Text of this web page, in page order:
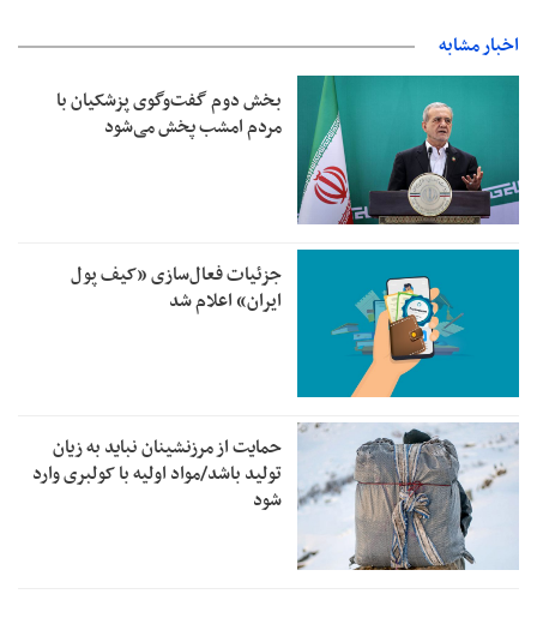
اخبار مشابه
بخش دوم گفت‌وگوی پزشکیان با
مردم امشب پخش می‌شود
جزئیات فعال‌سازی «کیف پول
ایران» اعلام شد
حمایت از مرزنشینان نباید به زیان
تولید باشد/مواد اولیه با کولبری وارد
شود